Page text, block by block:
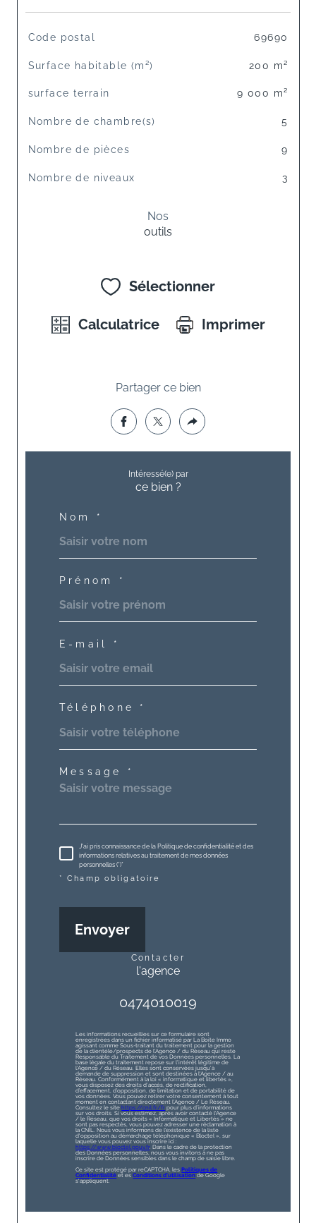
TRAD_SIROCCO_Caracteristique
Code postal 69690
Surface habitable (m²) 200 m²
surface terrain 9 000 m²
Nombre de chambre(s) 5
Nombre de pièces 9
Nombre de niveaux 3
Nos
outils
Sélectionner
Calculatrice Imprimer
Partager ce bien
Intéressé(e) par
ce bien ?
Nom *
Prénom *
E-mail *
Téléphone *
Message *
J'ai pris connaissance de la Politique de confidentialité et des
informations relatives au traitement de mes données
personnelles (*)*
* Champ obligatoire
Envoyer
contacter
l'agence
0474010019
Les informations recueillies sur ce formulaire sont
enregistrées dans un fichier informatisé par La Boite Immo
agissant comme Sous-traitant du traitement pour la gestion
de la clientèle/prospects de l'Agence / du Réseau qui reste
Responsable du Traitement de vos Données personnelles. La
base légale du traitement repose sur l'intérêt légitime de
l'Agence / du Réseau. Elles sont conservées jusqu'à
demande de suppression et sont destinées à l'Agence / au
Réseau. Conformément à la loi « informatique et libertés »,
vous disposez des droits d’accès, de rectification,
d’effacement, d’opposition, de limitation et de portabilité de
vos données. Vous pouvez retirer votre consentement à tout
moment en contactant directement l’Agence / Le Réseau.
Consultez le sitehttps://cnil.fr/fr pour plus d’informations
sur vos droits. Si vous estimez, après avoir contacté l'Agence
/ le Réseau, que vos droits « Informatique et Libertés » ne
sont pas respectés, vous pouvez adresser une réclamation à
la CNIL. Nous vous informons de l’existence de la liste
d'opposition au démarchage téléphonique « Bloctel », sur
laquelle vous pouvez vous inscrire ici :
https://www.bloctel.gouv.fr. Dans le cadre de la protection
des Données personnelles, nous vous invitons à ne pas
inscrire de Données sensibles dans le champ de saisie libre.
Ce site est protégé par reCAPTCHA, lesPolitiques de
Confidentialité et esConditions d'utilisationde Google
s'appliquent.